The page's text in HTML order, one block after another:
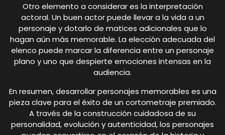
Otro elemento a considerar es la interpretación
actoral. Un buen actor puede llevar a la vida a un
personaje y dotarlo de matices adicionales que lo
hagan aún más memorable. La elección adecuada del
elenco puede marcar la diferencia entre un personaje
plano y uno que despierte emociones intensas en la
audiencia.
En resumen, desarrollar personajes memorables es una
pieza clave para el éxito de un cortometraje premiado.
A través de la construcción cuidadosa de su
personalidad, evolución y autenticidad, los personajes